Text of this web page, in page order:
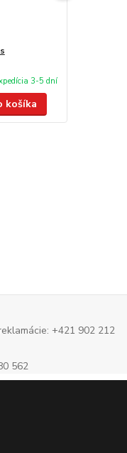
3-5 dní
košíka
+421 902 212
562